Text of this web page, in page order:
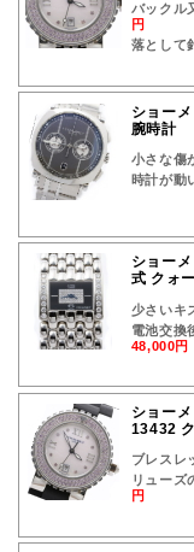
バックル
円
落として
ショー
腕時計
小さな傷
時計が動
ショー
式 クォ
少さいキ
電池交換
48,000円
ショー
13432
ブレスレ
リューズ
円